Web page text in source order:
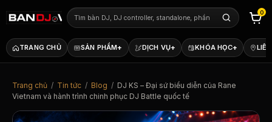
TRANG CHỦ SẢN PHẨM+ DỊCH VỤ+ KHÓA HỌC+
0
Trang chủ / Tin tức / Blog / DJ KS – Đại sứ biểu diễn của Rane
Vietnam và hành trình chinh phục DJ Battle quốc tế